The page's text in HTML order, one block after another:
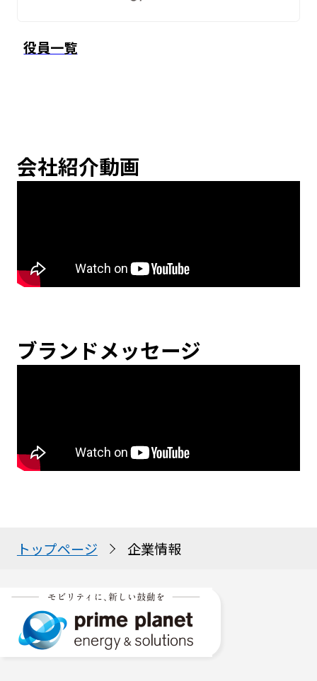
役員一覧
会社紹介動画
ブランドメッセージ
トップページ 企業情報